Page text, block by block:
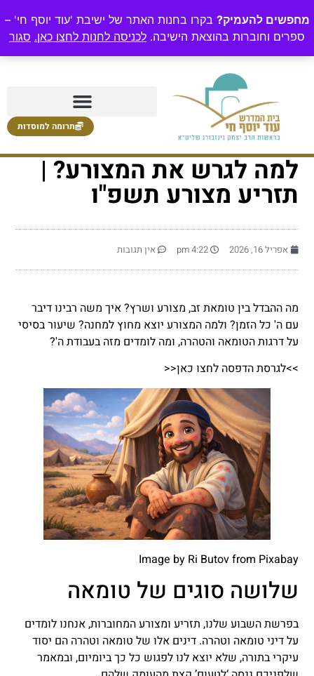
מחפשים להעמיק? בקרו בחנות האתר של ישיבת 'עוד יוסף חי' –
ספרים וחוברות בהוצאת הישיבה. לכניסה לחנות לחצו כאן. סגור
תרומה למוסדות
למה לגרש את המצורע? |
תזריע מצורע תשפ"ו
אפריל 16, 2026 4:22 pm אין תגובות
מה ההבדל בין טומאת זב, מצורע ושרץ? איך משה רבינו דיבר
עם ה' כל הזמן? ולמה המצורע יוצא מחוץ למחנה? שיעור בסיסי
על דרגות הטומאה והטהרה, ומה לומדים מזה בעבודת ה'?
>>לגרסת הדפסה לחצו כאן<<
Image by Ri Butovfrom Pixabay
שלושה סוגים של טומאה
בפרשת השבוע שלנו, תזריע ומצורע המחוברות, אנחנו לומדים
על דיני טומאה וטהרה. דינים אלו של טומאה וטהרה הם יסוד
עיקרי בתורה, שלא יוצא לנו לפגוש כל כך ביומיום, ובמאמר